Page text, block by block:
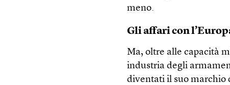
meno.
Gli affari con
Ma, oltre alle capacità
industria degli
diventati il suo marchio